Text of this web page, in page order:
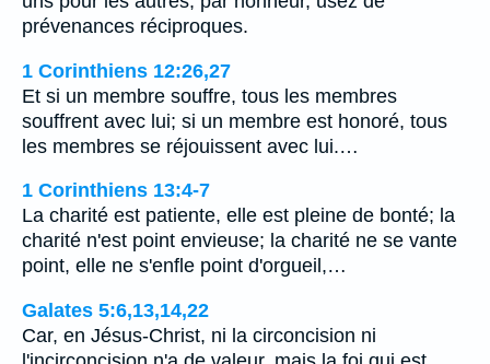
prévenances réciproques.
1 Corinthiens 12:26,27
Et si un membre souffre, tous les membres
souffrent avec lui; si un membre est honoré, tous
les membres se réjouissent avec lui.…
1 Corinthiens 13:4-7
La charité est patiente, elle est pleine de bonté; la
charité n'est point envieuse; la charité ne se vante
point, elle ne s'enfle point d'orgueil,…
Galates 5:6,13,14,22
Car, en Jésus-Christ, ni la circoncision ni